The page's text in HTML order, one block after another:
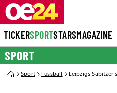
TICKERSPORTSTARSMAGAZINE
SPORT
Sport Fussball Leipzigs Sabitzer